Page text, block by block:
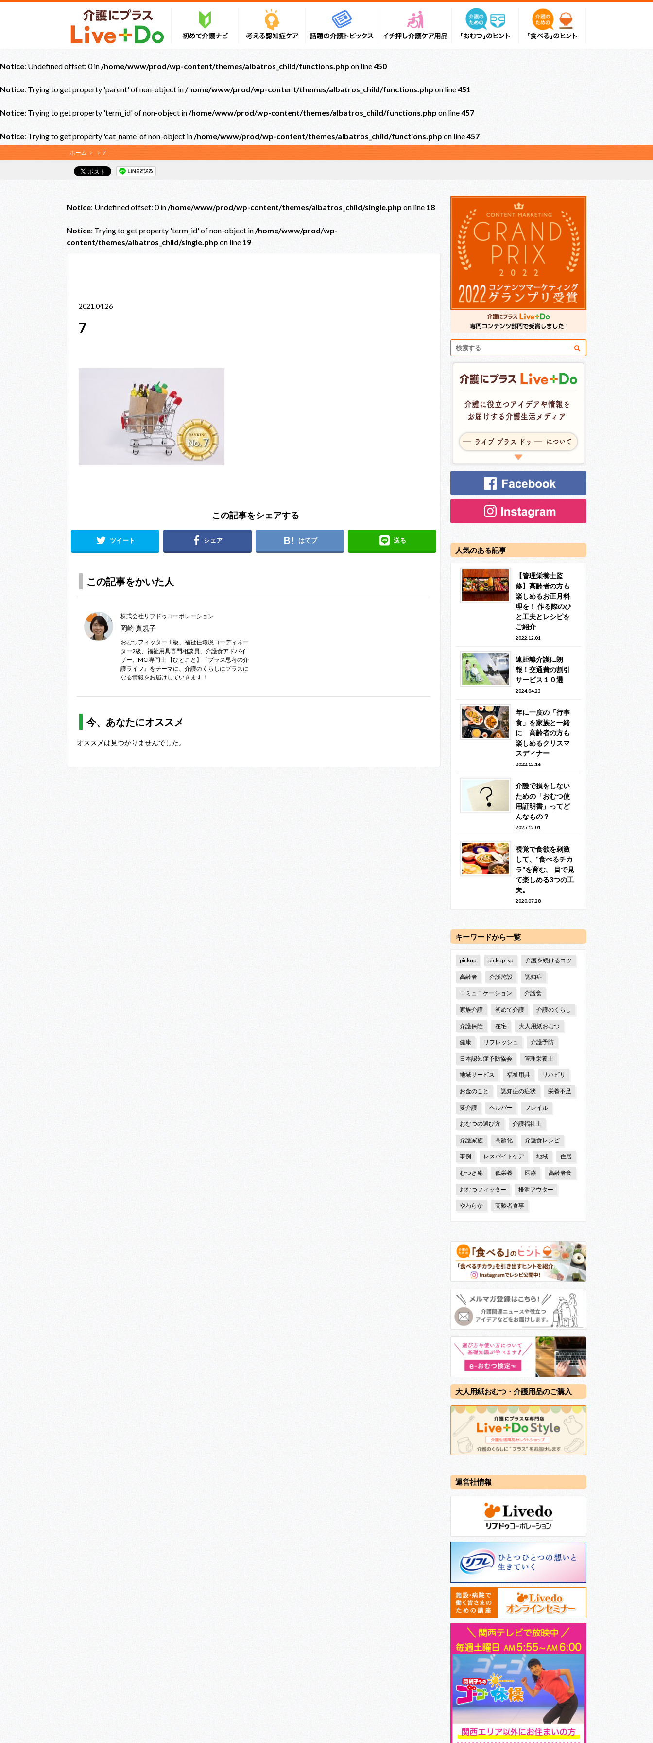
Notice: Undefined offset: 0 in/home/www/prod/wp-content/themes/albatros_child/functions.php on line450
Notice: Trying to get property 'parent' of non-object in/home/www/prod/wp-content/themes/albatros_child/functions.php on line451
Notice: Trying to get property 'term_id' of non-object in/home/www/prod/wp-content/themes/albatros_child/functions.php on line457
Notice: Trying to get property 'cat_name' of non-object in/home/www/prod/wp-content/themes/albatros_child/functions.php on line457
ホーム 7
Notice: Undefined offset: 0 in/home/www/prod/wp-content/themes/albatros_child/single.php on line 18
Notice: Trying to get property 'term_id' of non-object in/home/www/prod/wp-
content/themes/albatros_child/single.php on line 19
2021.04.26
7
この記事をシェアする
ツイート シェア はてブ 送る
この記事をかいた人
株式会社リブドゥコーポレーション
岡崎 真規子
おむつフィッター１級、福祉住環境コーディネー
ター2級、福祉用具専門相談員、介護食アドバイ
ザー、MCI専門士 【ひとこと】『プラス思考の介
護ライフ』をテーマに、介護のくらしにプラスに
なる情報をお届けしていきます！
今、あなたにオススメ
オススメは見つかりませんでした。
人気のある記事
【管理栄養士監
修】高齢者の方も
楽しめるお正月料
理を！ 作る際のひ
と工夫とレシピを
ご紹介
2022.12.01
遠距離介護に朗
報！交通費の割引
サービス１０選
2024.04.23
年に一度の「行事
食」を家族と一緒
に 高齢者の方も
楽しめるクリスマ
スディナー
2022.12.16
介護で損をしない
ための「おむつ使
用証明書」ってど
んなもの？
2025.12.01
視覚で食欲を刺激
して、“食べるチカ
ラ”を育む。 目で見
て楽しめる3つの工
夫。
2020.07.28
キーワードから一覧
pickup pickup_sp 介護を続けるコツ
高齢者 介護施設 認知症
コミュニケーション 介護食
家族介護 初めて介護 介護のくらし
介護保険 在宅 大人用紙おむつ
健康 リフレッシュ 介護予防
日本認知症予防協会 管理栄養士
地域サービス 福祉用具 リハビリ
お金のこと 認知症の症状 栄養不足
要介護 ヘルパー フレイル
おむつの選び方 介護福祉士
介護家族 高齢化 介護食レシピ
事例 レスパイトケア 地域 住居
むつき庵 低栄養 医療 高齢者食
おむつフィッター 排泄アウター
やわらか 高齢者食事
大人用紙おむつ・介護用品のご購入
運営社情報